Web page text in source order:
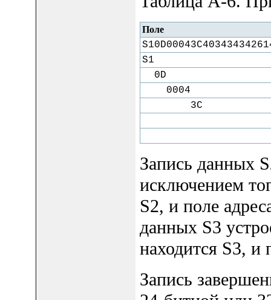
Поле
S1
0D
0004
3C
Запись данных
исключением
S2, и поле
данных S3
находится S3, и
Запись